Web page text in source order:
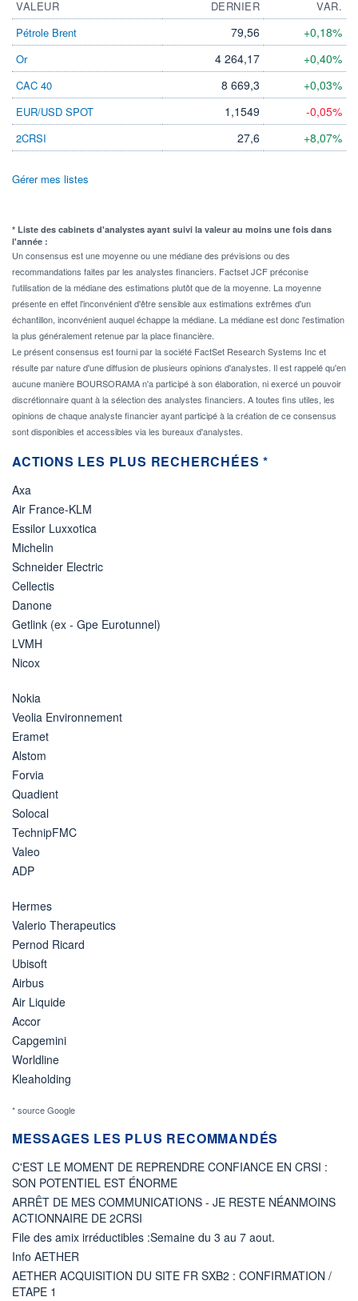
VALEUR DERNIER
VAR.
Pétrole Brent
79,56 +0,18%
Or 4 264,17 +0,40%
CAC 40 8 669,3 +0,03%
EUR/USD SPOT 1,1549 -0,05%
2CRSI 27,6 +8,07%
Gérer mes listes
* Liste des cabinets d'analystes ayant suivi la valeur au moins une fois dans
l'année :
Un consensus est une moyenne ou une médiane des prévisions ou des
recommandations faites par les analystes financiers. Factset JCF préconise
l'utilisation de la médiane des estimations plutôt que de la moyenne. La moyenne
présente en effet l'inconvénient d'être sensible aux estimations extrêmes d'un
échantillon, inconvénient auquel échappe la médiane. La médiane est donc l'estimation
la plus généralement retenue par la place financière.
Le présent consensus est fourni par la société FactSet Research Systems Inc et
résulte par nature d'une diffusion de plusieurs opinions d'analystes. Il est rappelé qu'en
aucune manière BOURSORAMA n'a participé à son élaboration, ni exercé un pouvoir
discrétionnaire quant à la sélection des analystes financiers. A toutes fins utiles, les
opinions de chaque analyste financier ayant participé à la création de ce consensus
sont disponibles et accessibles via les bureaux d'analystes.
ACTIONS LES PLUS RECHERCHÉES *
Axa
Air France-KLM
Essilor Luxxotica
Michelin
Schneider Electric
Cellectis
Danone
Getlink (ex - Gpe Eurotunnel)
LVMH
Nicox
Nokia
Veolia Environnement
Eramet
Alstom
Forvia
Quadient
Solocal
TechnipFMC
Valeo
ADP
Hermes
Valerio Therapeutics
Pernod Ricard
Ubisoft
Airbus
Air Liquide
Accor
Capgemini
Worldline
Kleaholding
* source Google
MESSAGES LES PLUS RECOMMANDÉS
C'EST LE MOMENT DE REPRENDRE CONFIANCE EN CRSI :
SON POTENTIEL EST ÉNORME
ARRÊT DE MES COMMUNICATIONS - JE RESTE NÉANMOINS
ACTIONNAIRE DE 2CRSI
File des amix irréductibles :Semaine du 3 au 7 aout.
Info AETHER
AETHER ACQUISITION DU SITE FR SXB2 : CONFIRMATION /
ETAPE 1